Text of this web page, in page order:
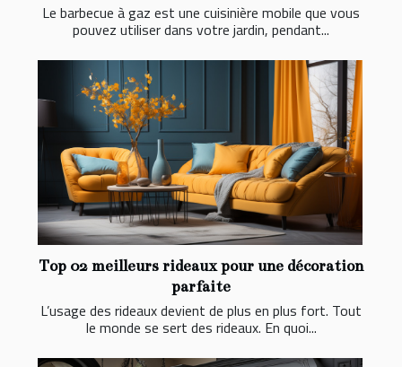
Le barbecue à gaz est une cuisinière mobile que vous
pouvez utiliser dans votre jardin, pendant...
Top 02 meilleurs rideaux pour une décoration
parfaite
L’usage des rideaux devient de plus en plus fort. Tout
le monde se sert des rideaux. En quoi...